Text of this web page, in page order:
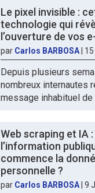
Le pixel invisible :
technologie qui
l’ouverture de vos
par Carlos BARBOSA|
Depuis plusieurs
nombreux internautes
message inhabituel de
Web scraping et IA
l’information
commence la
personnelle ?
par Carlos BARBOSA| 9